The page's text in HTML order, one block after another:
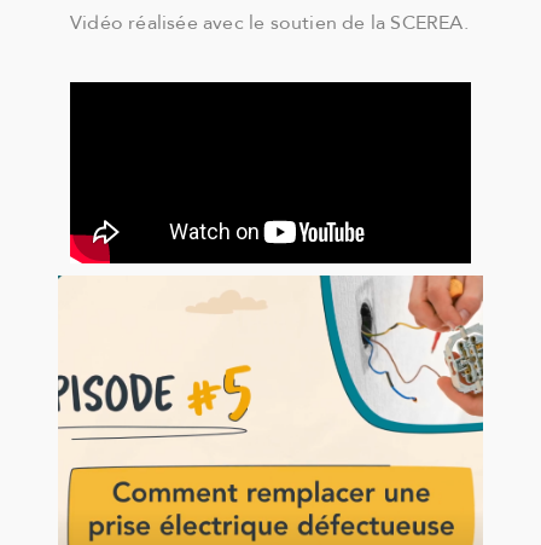
Vidéo réalisée avec le soutien de la SCEREA.